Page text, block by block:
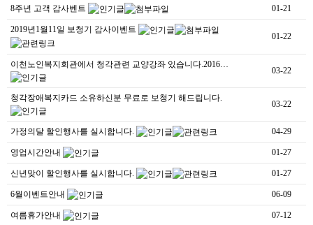
8주년 고객 감사벤트 01-21
2019년1월11일 보청기 감사이벤트
01-22
이천노인복지회관에서 청각관련 교양강좌 있습니다.2016…
03-22
청각장애복지카드 소유하신분 무료로 보청기 해드립니다.
03-22
가정의달 할인행사를 실시합니다. 04-29
영업시간안내 01-27
신년맞이 할인행사를 실시합니다. 01-27
6월이벤트안내 06-09
여름휴가안내 07-12